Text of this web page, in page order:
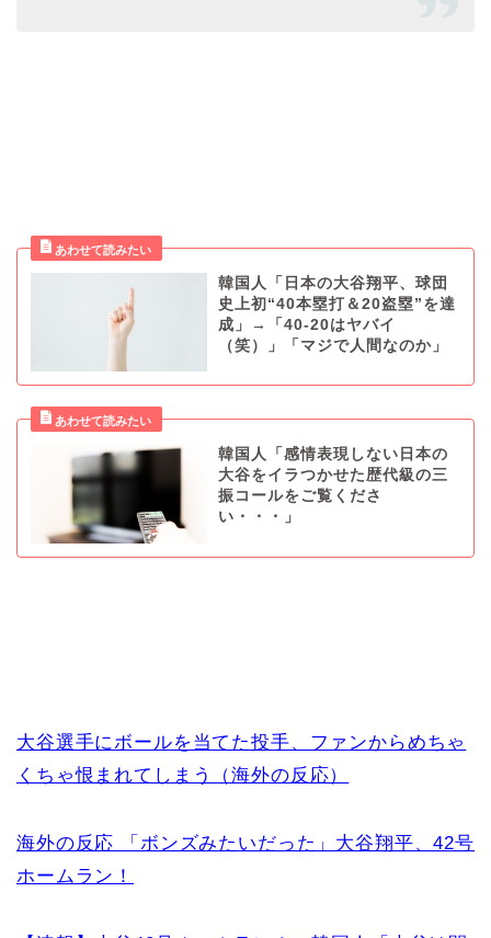
韓国人「日本の大谷翔平、球団
史上初“40本塁打＆20盗塁”を達
成」→「40-20はヤバイ
（笑）」「マジで人間なのか」
韓国人「感情表現しない日本の
大谷をイラつかせた歴代級の三
振コールをご覧くださ
い・・・」
大谷選手にボールを当てた投手、ファンからめちゃ
くちゃ恨まれてしまう（海外の反応）
海外の反応 「ボンズみたいだった」大谷翔平、42号
ホームラン！